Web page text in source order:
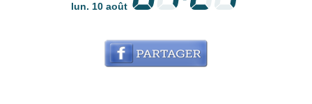
lun. 10 août